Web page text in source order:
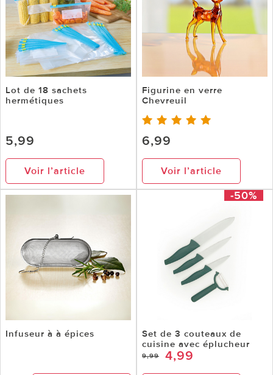
Lot de 18 sachets
hermétiques
5,99
Voir l’article
Figurine en verre
Chevreuil
6,99
Voir l’article
Infuseur à à épices
-50%
Set de 3 couteaux de
cuisine avec éplucheur
9,99 4,99